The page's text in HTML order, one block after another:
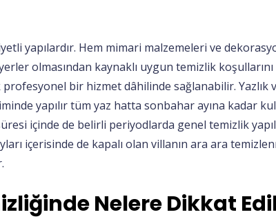
yapılardır. Hem mimari malzemeleri ve
olmasından kaynaklı uygun temizlik
bir hizmet dâhilinde sağlanabilir. Yazlık
yapılır tüm yaz hatta sonbahar ayına kadar
içinde de belirli periyodlarda genel temizlik
içerisinde de kapalı olan villanın ara ara
Nelere Dikkat